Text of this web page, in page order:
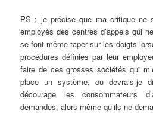
PS : je précise que ma critique ne
employés des centres d’appels qui
se font même taper sur les doigts
procédures définies par leur
faire de ces grosses sociétés qui
place un système, ou devrais-je
décourage les consommateurs
demandes, alors même qu’ils ne